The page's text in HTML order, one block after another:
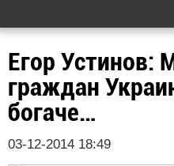
Егор Устинов:
граждан
богаче…
03-12-2014 18:49